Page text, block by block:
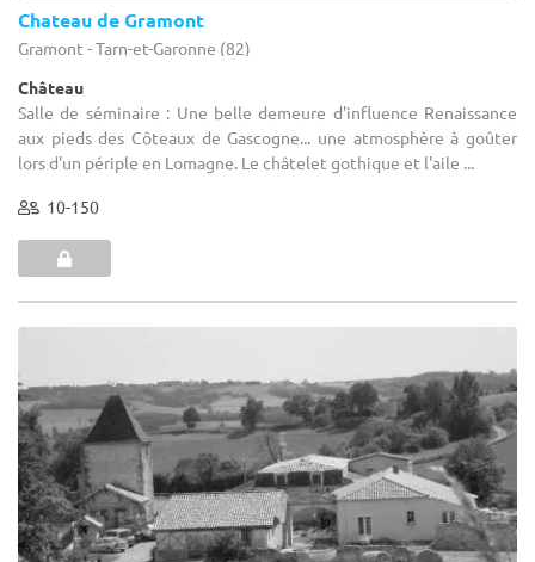
Chateau de Gramont
Gramont - Tarn-et-Garonne (82)
Château
Salle de séminaire : Une belle demeure d'influence Renaissance
aux pieds des Côteaux de Gascogne... une atmosphère à goûter
lors d'un périple en Lomagne. Le châtelet gothique et l'aile ...
10-150